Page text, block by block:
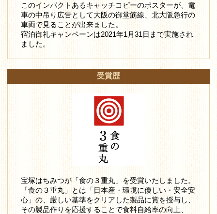
このインパクトあるキャッチコピーのポスターが、電
車の中吊り広告として大阪の御堂筋線、北大阪急行の
車両で見ることが出来ました。
宿泊御礼キャンペーンは2021年1月31日まで実施され
ました。
受賞歴
宝塚はちみつが「食の３重丸」を受賞いたしました。
「食の３重丸」とは「日本産・環境に優しい・安全安
心」の、厳しい基準をクリアした製品に賞を授与し、
その製品作りを応援することで食料自給率の向上、